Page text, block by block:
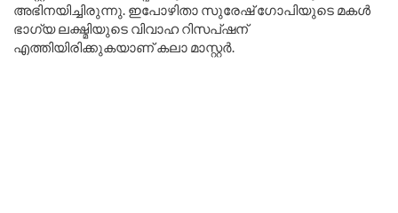
അഭിനയിച്ചിരുന്നു. ഇപോഴിതാ സുരേഷ് ഗോപിയുടെ മകൾ
ഭാഗ്യ ലക്ഷ്മിയുടെ വിവാഹ റിസപ്‌ഷന്
എത്തിയിരിക്കുകയാണ് കലാ മാസ്റ്റർ.